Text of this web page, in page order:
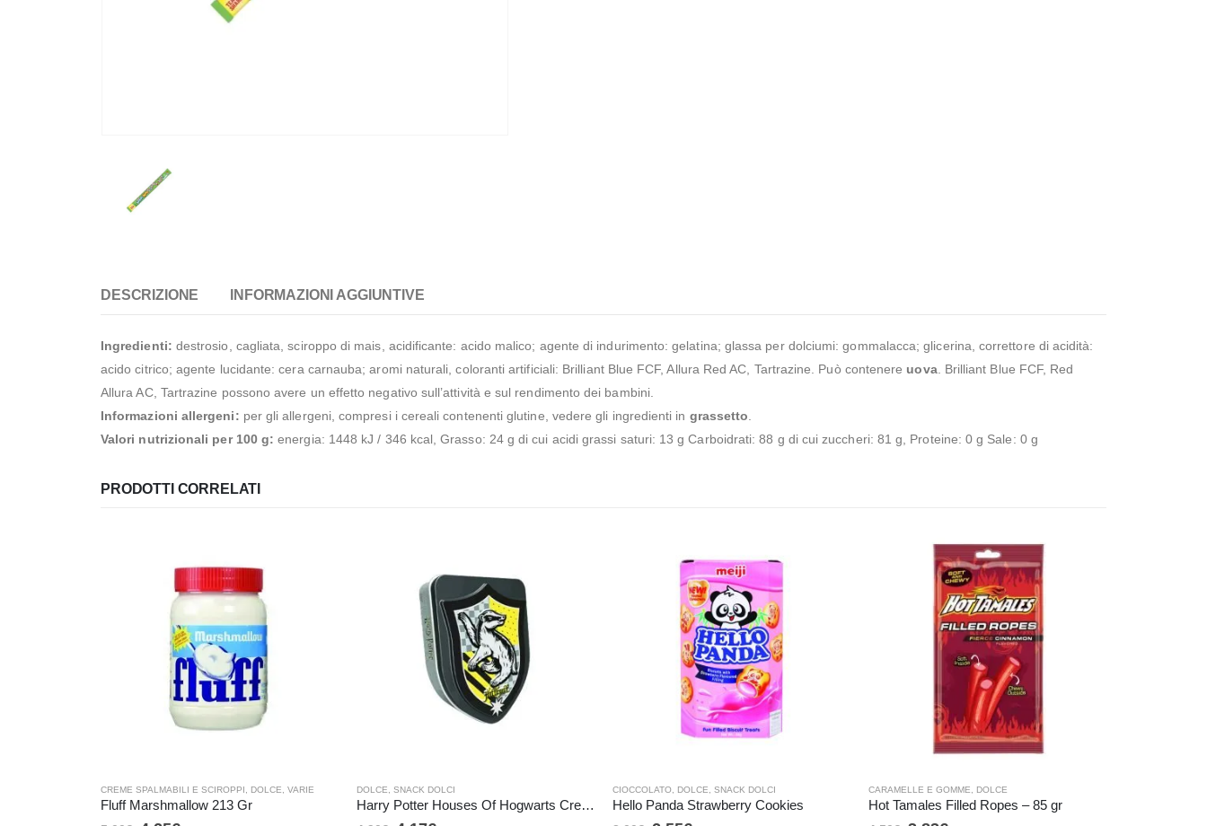
DESCRIZIONE INFORMAZIONI AGGIUNTIVE
Ingredienti: destrosio, cagliata, sciroppo di mais, acidificante: acido malico; agente di indurimento: gelatina; glassa per dolciumi: gommalacca; glicerina, correttore di acidità:
acido citrico; agente lucidante: cera carnauba; aromi naturali, coloranti artificiali: Brilliant Blue FCF, Allura Red AC, Tartrazine. Può contenere uova. Brilliant Blue FCF, Red
Allura AC, Tartrazine possono avere un effetto negativo sull’attività e sul rendimento dei bambini.
Informazioni allergeni: per gli allergeni, compresi i cereali contenenti glutine, vedere gli ingredienti in grassetto.
Valori nutrizionali per 100 g: energia: 1448 kJ / 346 kcal, Grasso: 24 g di cui acidi grassi saturi: 13 g Carboidrati: 88 g di cui zuccheri: 81 g, Proteine: 0 g Sale: 0 g
PRODOTTI CORRELATI
CREME SPALMABILI E SCIROPPI, DOLCE, VARIE
Fluff Marshmallow 213 Gr
DOLCE, SNACK DOLCI
Harry Potter Houses Of Hogwarts Crests Candy Tin – Tasso Rosso
CIOCCOLATO, DOLCE, SNACK DOLCI
Hello Panda Strawberry Cookies
CARAMELLE E GOMME, DOLCE
Hot Tamales Filled Ropes – 85 gr